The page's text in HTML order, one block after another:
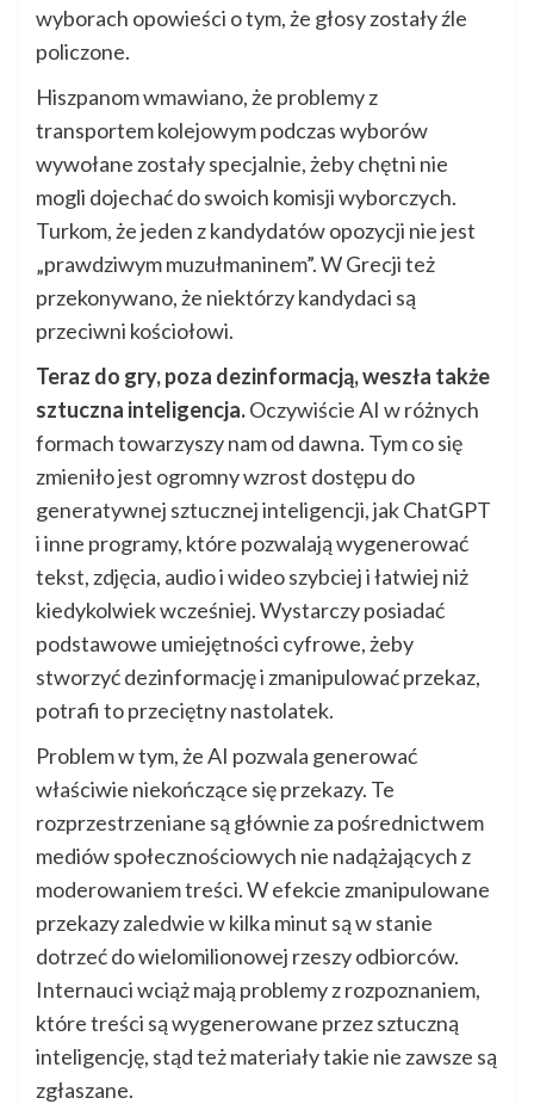
wyborach opowieści o tym, że głosy zostały źle
policzone.
Hiszpanom wmawiano, że problemy z
transportem kolejowym podczas wyborów
wywołane zostały specjalnie, żeby chętni nie
mogli dojechać do swoich komisji wyborczych.
Turkom, że jeden z kandydatów opozycji nie jest
„prawdziwym muzułmaninem”. W Grecji też
przekonywano, że niektórzy kandydaci są
przeciwni kościołowi.
Teraz do gry, poza dezinformacją, weszła także
sztuczna inteligencja.Oczywiście AI w różnych
formach towarzyszy nam od dawna. Tym co się
zmieniło jest ogromny wzrost dostępu do
generatywnej sztucznej inteligencji, jak ChatGPT
i inne programy, które pozwalają wygenerować
tekst, zdjęcia, audio i wideo szybciej i łatwiej niż
kiedykolwiek wcześniej. Wystarczy posiadać
podstawowe umiejętności cyfrowe, żeby
stworzyć dezinformację i zmanipulować przekaz,
potrafi to przeciętny nastolatek.
Problem w tym, że AI pozwala generować
właściwie niekończące się przekazy. Te
rozprzestrzeniane są głównie za pośrednictwem
mediów społecznościowych nie nadążających z
moderowaniem treści. W efekcie zmanipulowane
przekazy zaledwie w kilka minut są w stanie
dotrzeć do wielomilionowej rzeszy odbiorców.
Internauci wciąż mają problemy z rozpoznaniem,
które treści są wygenerowane przez sztuczną
inteligencję, stąd też materiały takie nie zawsze są
zgłaszane.